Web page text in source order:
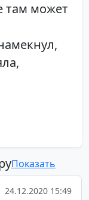
там может
Показать
24.12.2020 15:49